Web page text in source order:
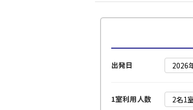
出発日
1室利用人数